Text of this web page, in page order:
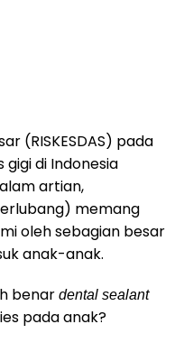
(RISKESDAS) pada
gigi di Indonesia
artian,
memang
oleh sebagian besar
anak-anak.
benar dental sealant
pada anak?